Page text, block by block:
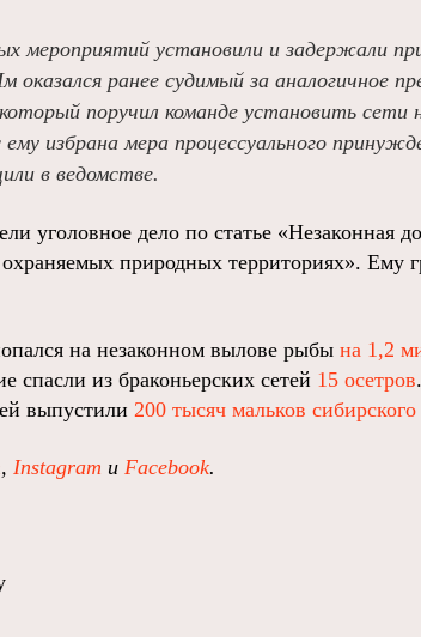
мероприятий установили и задержали
оказался ранее судимый за аналогичное
поручил команде установить сети
избрана мера процессуального
в ведомстве.
уголовное дело по статье «Незаконная
природных территориях». Ему
на незаконном вылове рыбы на 1,2
спасли из браконьерских сетей 15 осетров
выпустили 200 тысяч мальков сибирского
, Instagram и Facebook.